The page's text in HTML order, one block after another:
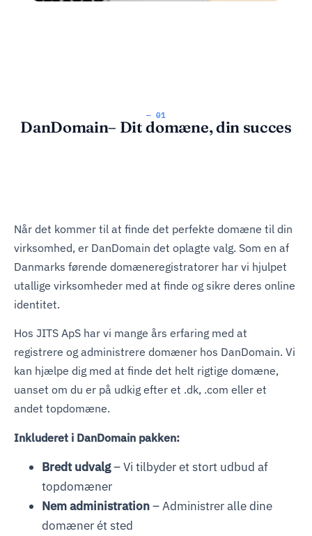
— 01
DanDomain– Dit domæne, din succes
Når det kommer til at finde det perfekte domæne til din
virksomhed, er DanDomain det oplagte valg. Som en af
Danmarks førende domæneregistratorer har vi hjulpet
utallige virksomheder med at finde og sikre deres online
identitet.
Hos JITS ApS har vi mange års erfaring med at
registrere og administrere domæner hos DanDomain. Vi
kan hjælpe dig med at finde det helt rigtige domæne,
uanset om du er på udkig efter et .dk, .com eller et
andet topdomæne.
Inkluderet i DanDomain pakken:
Bredt udvalg– Vi tilbyder et stort udbud af
topdomæner
Nem administration– Administrer alle dine
domæner ét sted